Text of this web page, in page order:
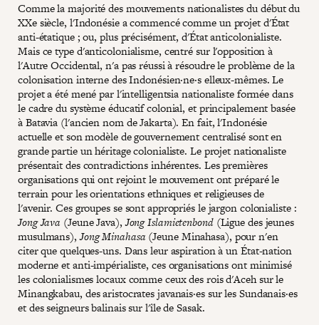
Comme la majorité des mouvements nationalistes du début du
XXe siècle, l'Indonésie a commencé comme un projet d'État
anti-étatique ; ou, plus précisément, d'État anticolonialiste.
Mais ce type d'anticolonialisme, centré sur l'opposition à
l'Autre Occidental, n'a pas réussi à résoudre le problème de la
colonisation interne des Indonésien·ne·s elleux-mêmes. Le
projet a été mené par l'intelligentsia nationaliste formée dans
le cadre du système éducatif colonial, et principalement basée
à Batavia (l'ancien nom de Jakarta). En fait, l'Indonésie
actuelle et son modèle de gouvernement centralisé sont en
grande partie un héritage colonialiste. Le projet nationaliste
présentait des contradictions inhérentes. Les premières
organisations qui ont rejoint le mouvement ont préparé le
terrain pour les orientations ethniques et religieuses de
l'avenir. Ces groupes se sont appropriés le jargon colonialiste :
Jong Java (Jeune Java),Jong Islamietenbond(Ligue des jeunes
musulmans),Jong Minahasa (Jeune Minahasa), pour n'en
citer que quelques-uns. Dans leur aspiration à un État-nation
moderne et anti-impérialiste, ces organisations ont minimisé
les colonialismes locaux comme ceux des rois d'Aceh sur le
Minangkabau, des aristocrates javanais·es sur les Sundanais·es
et des seigneurs balinais sur l'île de Sasak.